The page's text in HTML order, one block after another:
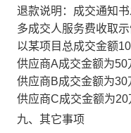
退款说明：成交通知
多成交人服务费收取示
以某项目总成交金额
供应商A成交金额为
供应商B成交金额为
供应商C成交金额为20
九、其它事项